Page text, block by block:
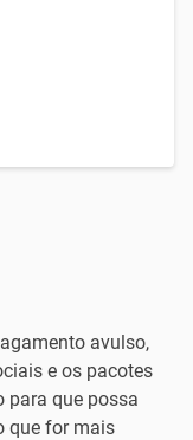
avulso,
e os pacotes
para que possa
que for mais